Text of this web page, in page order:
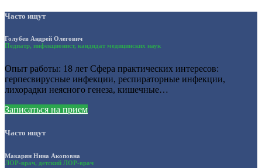
Часто ищут
Голубев Андрей Олегович
Педиатр, инфекционист, кандидат медицинских наук
Опыт работы: 18 лет Сфера практических интересов:
герпесвирусные инфекции, респираторные инфекции,
лихорадки неясного генеза, кишечные…
Записаться на прием
Часто ищут
Макарян Нина Акоповна
ЛОР-врач, детский ЛОР-врач